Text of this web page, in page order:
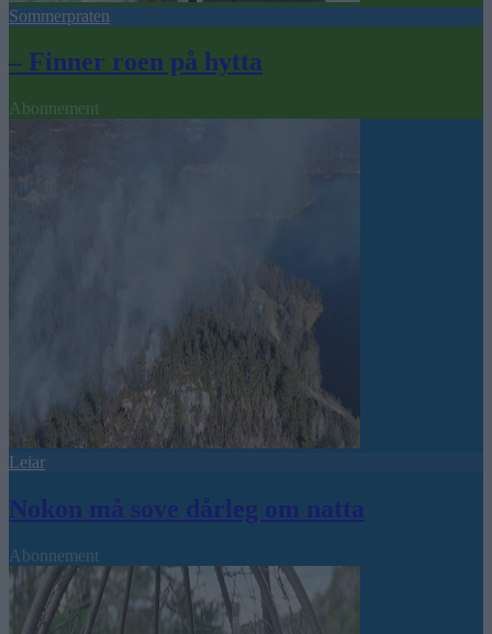
Sommerpraten
– Finner roen på hytta
Abonnement
Leiar
Nokon må sove dårleg om natta
Abonnement